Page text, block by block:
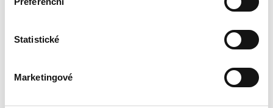
Statistické
Marketingové